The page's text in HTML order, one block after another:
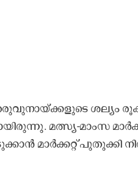
ശ​ല്യം
മ​ത്സ്യ-​മാം​സ
മാ​ർ​ക്ക​റ്റ് പു​തു​ക്കി